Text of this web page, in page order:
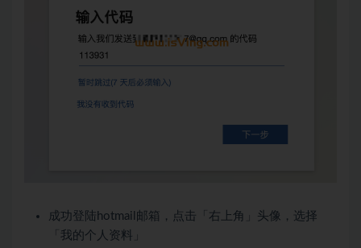
成功登陆hotmail邮箱，点击「右上角」头像，选择
「我的个人资料」